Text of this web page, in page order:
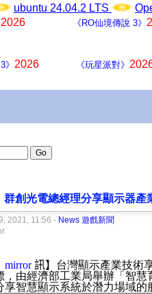
ubuntu 24.04.2 LTS
2026 《RO仙境傳說 3》
》 2026 《玩星派對》
群創光電總經理分享顯示器產
2021, 11:56 - News 遊戲新聞
mirror 訊】 台灣顯示產業技術
，由經濟部工業局舉辦「智
享智慧顯示系統於潛力場域的